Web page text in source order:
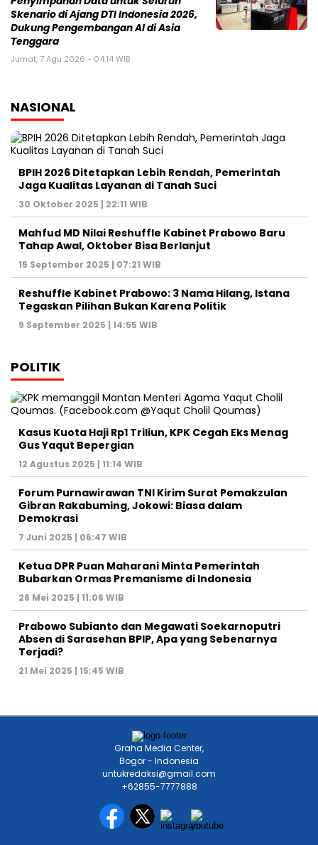
30 Oktober 2025 | 22:11 WIB
Mahfud MD Nilai Reshuffle Kabinet Prabowo Baru
Tahap Awal, Oktober Bisa Berlanjut
15 September 2025 | 07:21 WIB
Tegaskan Pilihan Bukan Karena Politik
POLITIK
Kasus Kuota Haji Rp1 Triliun, KPK Cegah Eks Menag
Gus Yaqut Bepergian
12 Agustus 2025 | 11:14 WIB
Forum Purnawirawan TNI Kirim Surat Pemakzulan
Gibran Rakabuming, Jokowi: Biasa dalam
Demokrasi
Ketua DPR Puan Maharani Minta Pemerintah
Bubarkan Ormas Premanisme di Indonesia
26 Mei 2025 | 11:06 WIB
Prabowo Subianto dan Megawati Soekarnoputri
Absen di Sarasehan BPIP, Apa yang Sebenarnya
Terjadi?
21 Mei 2025 | 15:45 WIB
Graha Media Center,
Bogor - Indonesia
untukredaksi@gmail.com
Banten
Papua
HISTORI MEDIA
TIM REDAKSI
PEDOMAN MEDIA
KONTAK IKLAN
PERSDA NEWS NETWORK @2023